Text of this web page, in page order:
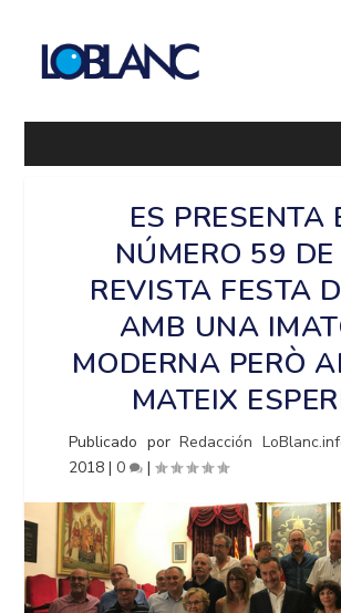
ES PRESENTA
NÚMERO 59
REVISTA FESTA
AMB UNA
MODERNA PERÒ
MATEIX
Publicado porRedacción
2018 |0 |